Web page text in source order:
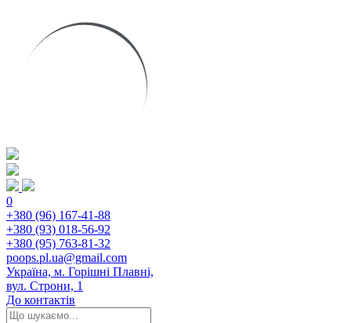
0
+380 (96) 167-41-88
+380 (93) 018-56-92
+380 (95) 763-81-32
poops.pl.ua@gmail.com
Україна, м. Горішні Плавні,
вул. Строни, 1
До контактів